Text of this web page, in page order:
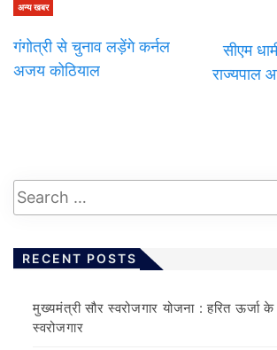
अन्य खबर
गंगोत्री से चुनाव लड़ेंगे कर्नल
अजय कोठियाल
सीएम
राज्यपाल
RECENT POSTS
मुख्यमंत्री सौर स्वरोजगार योजना : हरित ऊर्जा
स्वरोजगार